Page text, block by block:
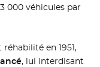
000 véhicules par
réhabilité en 1951,
, lui interdisant